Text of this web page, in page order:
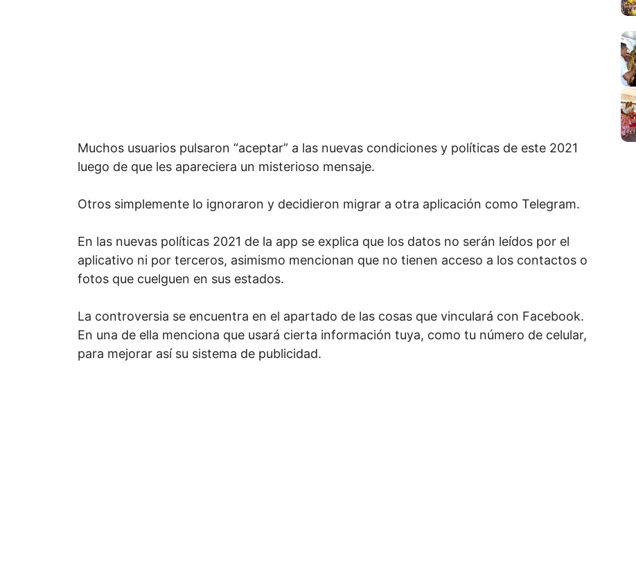
Muchos usuarios pulsaron “aceptar” a las nuevas condiciones y políticas de este 2021
luego de que les apareciera un misterioso mensaje.
Otros simplemente lo ignoraron y decidieron migrar a otra aplicación como Telegram.
En las nuevas políticas 2021 de la app se explica que los datos no serán leídos por el
aplicativo ni por terceros, asimismo mencionan que no tienen acceso a los contactos o
fotos que cuelguen en sus estados.
La controversia se encuentra en el apartado de las cosas que vinculará con Facebook.
En una de ella menciona que usará cierta información tuya, como tu número de celular,
para mejorar así su sistema de publicidad.